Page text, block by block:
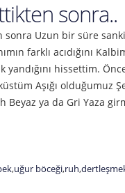
sonra..
sonra Uzun bir süre
farklı acıdığını
yandığını hissettim.
Aşığı olduğumuz
Beyaz ya da Gri Yaza
,uğur böceği,ruh,